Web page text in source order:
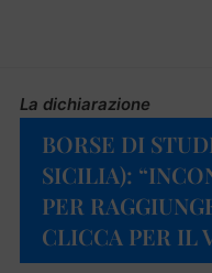
La dichiarazione
BORSE DI
SICILIA):
PER
CLICCA PER IL